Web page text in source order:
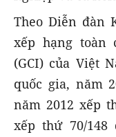
Theo Diễn đàn
xếp hạng toàn
(GCI) của Việt
quốc gia, năm
năm 2012 xếp
xếp thứ 70/148